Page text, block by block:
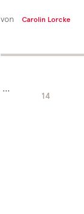
von Carolin Lorcke
...
14